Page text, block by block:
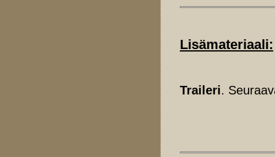
Lisämateriaali:
Traileri.